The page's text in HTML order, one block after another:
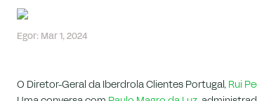
Egor: Mar 1, 2024
O Diretor-Geral da Iberdrola Clientes Portugal, Rui